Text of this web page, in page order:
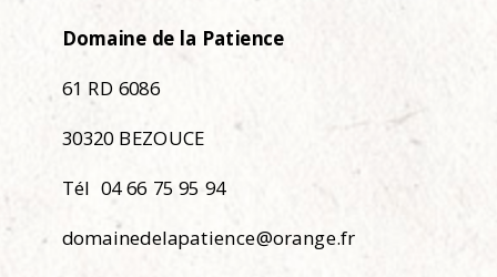
Domaine de la Patience
61 RD 6086
30320 BEZOUCE
Tél 04 66 75 95 94
domainedelapatience@orange.fr